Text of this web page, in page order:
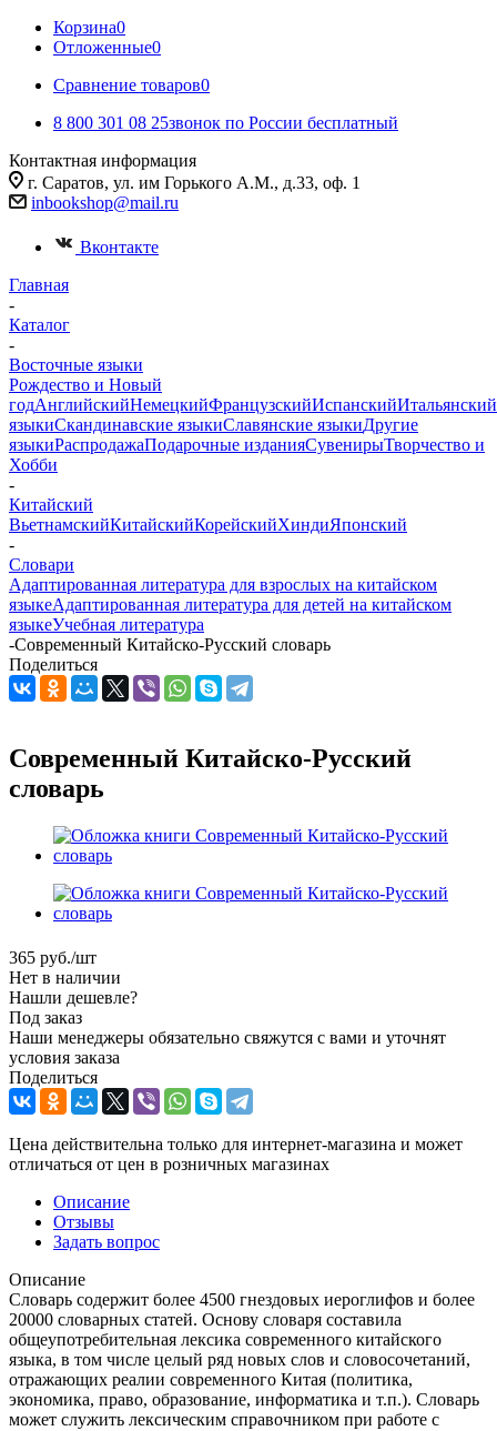
Корзина0
Отложенные0
Сравнение товаров0
8 800 301 08 25звонок по России бесплатный
Контактная информация
г. Саратов, ул. им Горького А.М., д.33, оф. 1
inbookshop@mail.ru
Вконтакте
Главная
-
Каталог
-
Восточные языки
Рождество и Новый
годАнглийскийНемецкийФранцузскийИспанскийИтальянский
языкиСкандинавские языкиСлавянские языкиДругие
языкиРаспродажаПодарочные изданияСувенирыТворчество и
Хобби
-
Китайский
ВьетнамскийКитайскийКорейскийХиндиЯпонский
-
Словари
Адаптированная литература для взрослых на китайском
языкеАдаптированная литература для детей на китайском
языкеУчебная литература
-Современный Китайско-Русский словарь
Поделиться
Современный Китайско-Русский
словарь
365 руб./шт
Нет в наличии
Нашли дешевле?
Под заказ
Наши менеджеры обязательно свяжутся с вами и уточнят
условия заказа
Поделиться
Цена действительна только для интернет-магазина и может
отличаться от цен в розничных магазинах
Описание
Отзывы
Задать вопрос
Описание
Словарь содержит более 4500 гнездовых иероглифов и более
20000 словарных статей. Основу словаря составила
общеупотребительная лексика современного китайского
языка, в том числе целый ряд новых слов и словосочетаний,
отражающих реалии современного Китая (политика,
экономика, право, образование, информатика и т.п.). Словарь
может служить лексическим справочником при работе с